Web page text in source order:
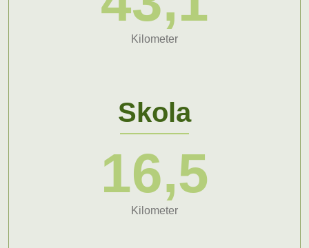
Kilometer
Skola
16,5
Kilometer